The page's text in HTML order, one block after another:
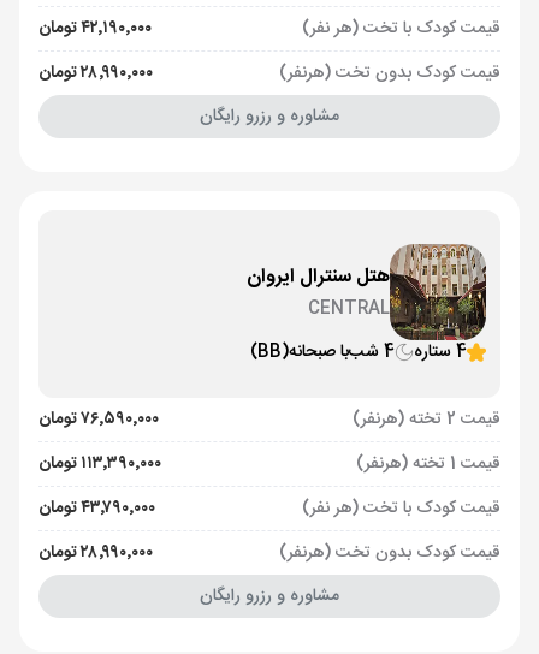
قیمت کودک با تخت (هر نفر)
۴۲٬۱۹۰٬۰۰۰ تومان
قیمت کودک بدون تخت (هرنفر)
۲۸٬۹۹۰٬۰۰۰ تومان
مشاوره و رزرو رایگان
هتل سنترال ایروان
CENTRAL
4 ستاره
4 شب با صبحانه(BB)
قیمت 2 تخته (هرنفر)
۷۶٬۵۹۰٬۰۰۰ تومان
قیمت 1 تخته (هرنفر)
۱۱۳٬۳۹۰٬۰۰۰ تومان
قیمت کودک با تخت (هر نفر)
۴۳٬۷۹۰٬۰۰۰ تومان
قیمت کودک بدون تخت (هرنفر)
۲۸٬۹۹۰٬۰۰۰ تومان
مشاوره و رزرو رایگان